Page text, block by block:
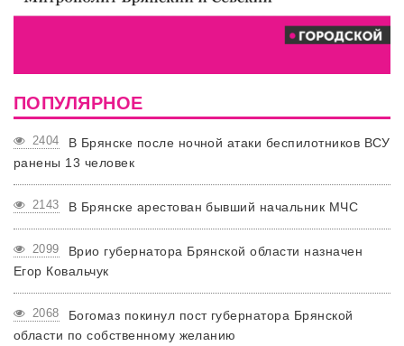
ПОПУЛЯРНОЕ
2404
В Брянске после ночной атаки беспилотников ВСУ
ранены 13 человек
2143 В Брянске арестован бывший начальник МЧС
2099
Врио губернатора Брянской области назначен
Егор Ковальчук
2068
Богомаз покинул пост губернатора Брянской
области по собственному желанию